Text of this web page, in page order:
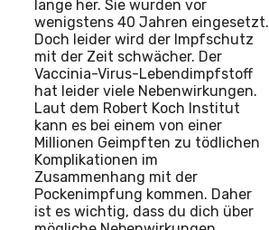
lange her. Sie wurden vor
wenigstens 40 Jahren eingesetzt.
Doch leider wird der Impfschutz
mit der Zeit schwächer. Der
Vaccinia-Virus-Lebendimpfstoff
hat leider viele Nebenwirkungen.
Laut dem Robert Koch Institut
kann es bei einem von einer
Millionen Geimpften zu tödlichen
Komplikationen im
Zusammenhang mit der
Pockenimpfung kommen. Daher
ist es wichtig, dass du dich über